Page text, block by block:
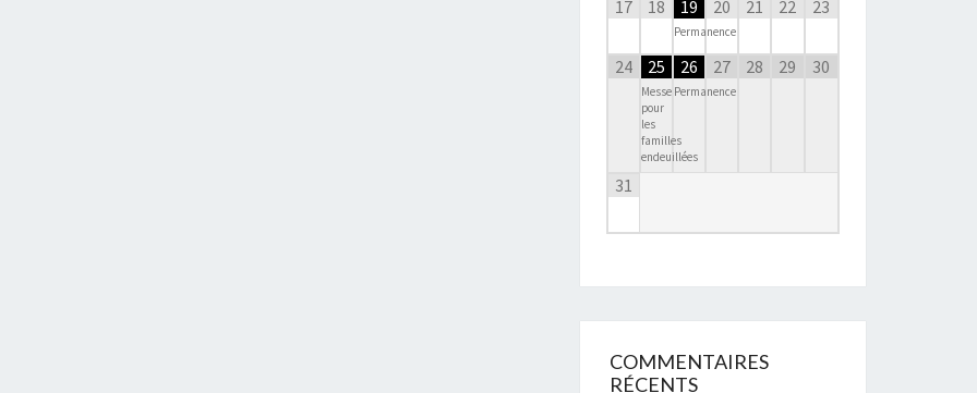
17 18 19
Permanence
20 21 22 23
24 25
Messe
pour
les
familles
endeuillées
26
Permanence
27 28 29 30
31
COMMENTAIRES
RÉCENTS